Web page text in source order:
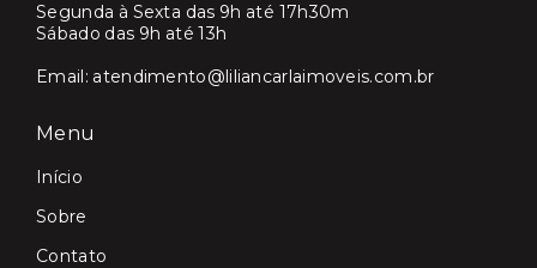
Segunda à Sexta das 9h até 17h30m
Sábado das 9h até 13h
Email: atendimento@liliancarlaimoveis.com.br
Menu
Início
Sobre
Contato